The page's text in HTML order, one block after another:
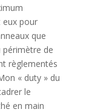
eux pour
que
périmètre de
règlementés
« duty » du
le
en main